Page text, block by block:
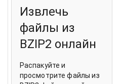
Извлечь
файлы из
BZIP2 онлайн
Распакуйте и
просмотрите файлы из